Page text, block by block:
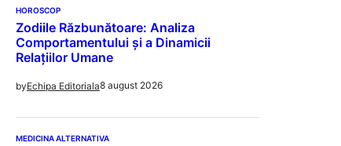
HOROSCOP
Zodiile Răzbunătoare: Analiza
Comportamentului și a Dinamicii
Relațiilor Umane
byEchipa Editoriala8 august 2026
MEDICINA ALTERNATIVA